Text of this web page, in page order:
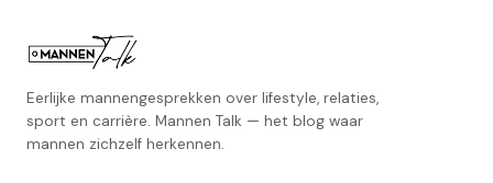
Eerlijke mannengesprekken over lifestyle, relaties,
sport en carrière. Mannen Talk — het blog waar
mannen zichzelf herkennen.